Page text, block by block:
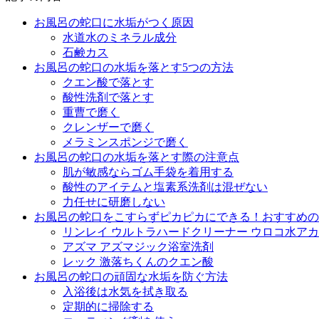
お風呂の蛇口に水垢がつく原因
水道水のミネラル成分
石鹸カス
お風呂の蛇口の水垢を落とす5つの方法
クエン酸で落とす
酸性洗剤で落とす
重曹で磨く
クレンザーで磨く
メラミンスポンジで磨く
お風呂の蛇口の水垢を落とす際の注意点
肌が敏感ならゴム手袋を着用する
酸性のアイテムと塩素系洗剤は混ぜない
力任せに研磨しない
お風呂の蛇口をこすらずピカピカにできる！おすすめ
リンレイ ウルトラハードクリーナー ウロコ水ア
アズマ アズマジック浴室洗剤
レック 激落ちくんのクエン酸
お風呂の蛇口の頑固な水垢を防ぐ方法
入浴後は水気を拭き取る
定期的に掃除する